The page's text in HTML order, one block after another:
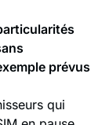
prévus
qui